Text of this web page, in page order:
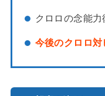
クロロの念能力
今後のクロロ対